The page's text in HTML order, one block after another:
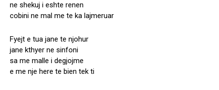
ne shekuj i eshte renen
cobini ne mal me te ka lajmeruar
Fyejt e tua jane te njohur
jane kthyer ne sinfoni
sa me malle i degjojme
e me nje here te bien tek ti